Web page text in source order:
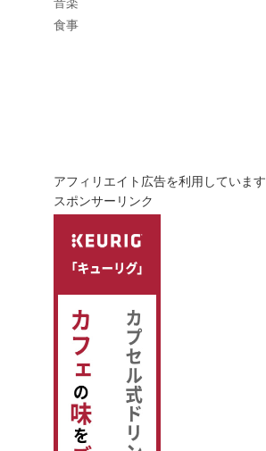
食事
アフィリエイト広告を利用しています
スポンサーリンク